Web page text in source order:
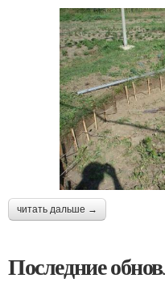
читать дальше →
Последние